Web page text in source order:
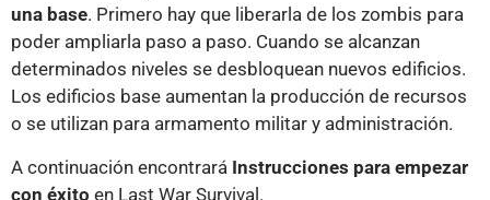
una base. Primero hay que liberarla de los zombis para
poder ampliarla paso a paso. Cuando se alcanzan
determinados niveles se desbloquean nuevos edificios.
Los edificios base aumentan la producción de recursos
o se utilizan para armamento militar y administración.
A continuación encontrará Instrucciones para empezar
con éxito en Last War Survival.